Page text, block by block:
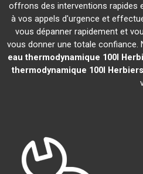
offrons des interventions rapides
à vos appels d'urgence et
vous dépanner rapidement et
vous donner une totale
eau thermodynamique 100l
thermodynamique 100l Herbiers